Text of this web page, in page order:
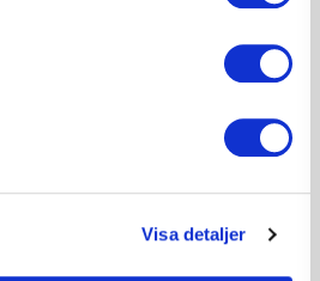
Visa detaljer